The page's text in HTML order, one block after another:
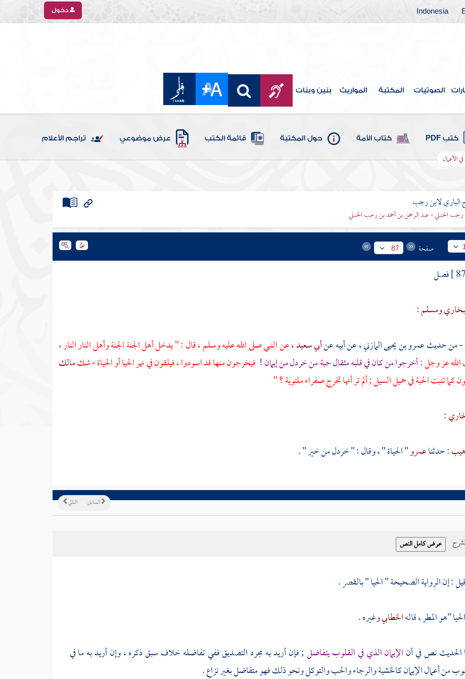
Indonesia دخول
الصوتيات المكتبة المواريث بنين وبنات
كتب PDF كتاب الأمة حول المكتبة قائمة الكتب عرض موضوعي تراجم الأعلام
الأعمال
الباري لابن رجب
رجب الحنبلي - عبد الرحمن بن أحمد بن رجب الحنبلي
1 صفحة 87
فصل
ومسلم:
عمرو بن يحيى المازني ،عن أبيه عنأبي سعيد،عن النبي صلى الله عليه وسلم ، قال : " يدخل أهل الجنة الجنة وأهل النار النار ،
الله عز وجل :أخرجوا من كان في قلبه مثقال حبة من خردل من إيمان ! فيخرجون منها قد اسودوا ، فيلقون في نهر الحيا أو الحياة - شكمالك
كما تنبت الحبة في حميل السيل ; ألم تر أنها تخرج صفراء ملتوية ؟ "
:
: حدثناعمرو" الحياة " ، وقال : " خردل من خير " .
التالي السابق
: إن الرواية الصحيحة " الحيا " بالقصر .
"هو المطر ، قالهالخطابيوغيره .
الحديث نص في أنالإيمان الذي في القلوب يتفاضل; فإن أريد به مجرد التصديق ففي تفاضله خلاف سبق ذكره ، وإن أريد به ما في
من أعمال الإيمان كالخشية والرجاء والحب والتوكل ونحو ذلك فهو متفاضل بغير نزاع .